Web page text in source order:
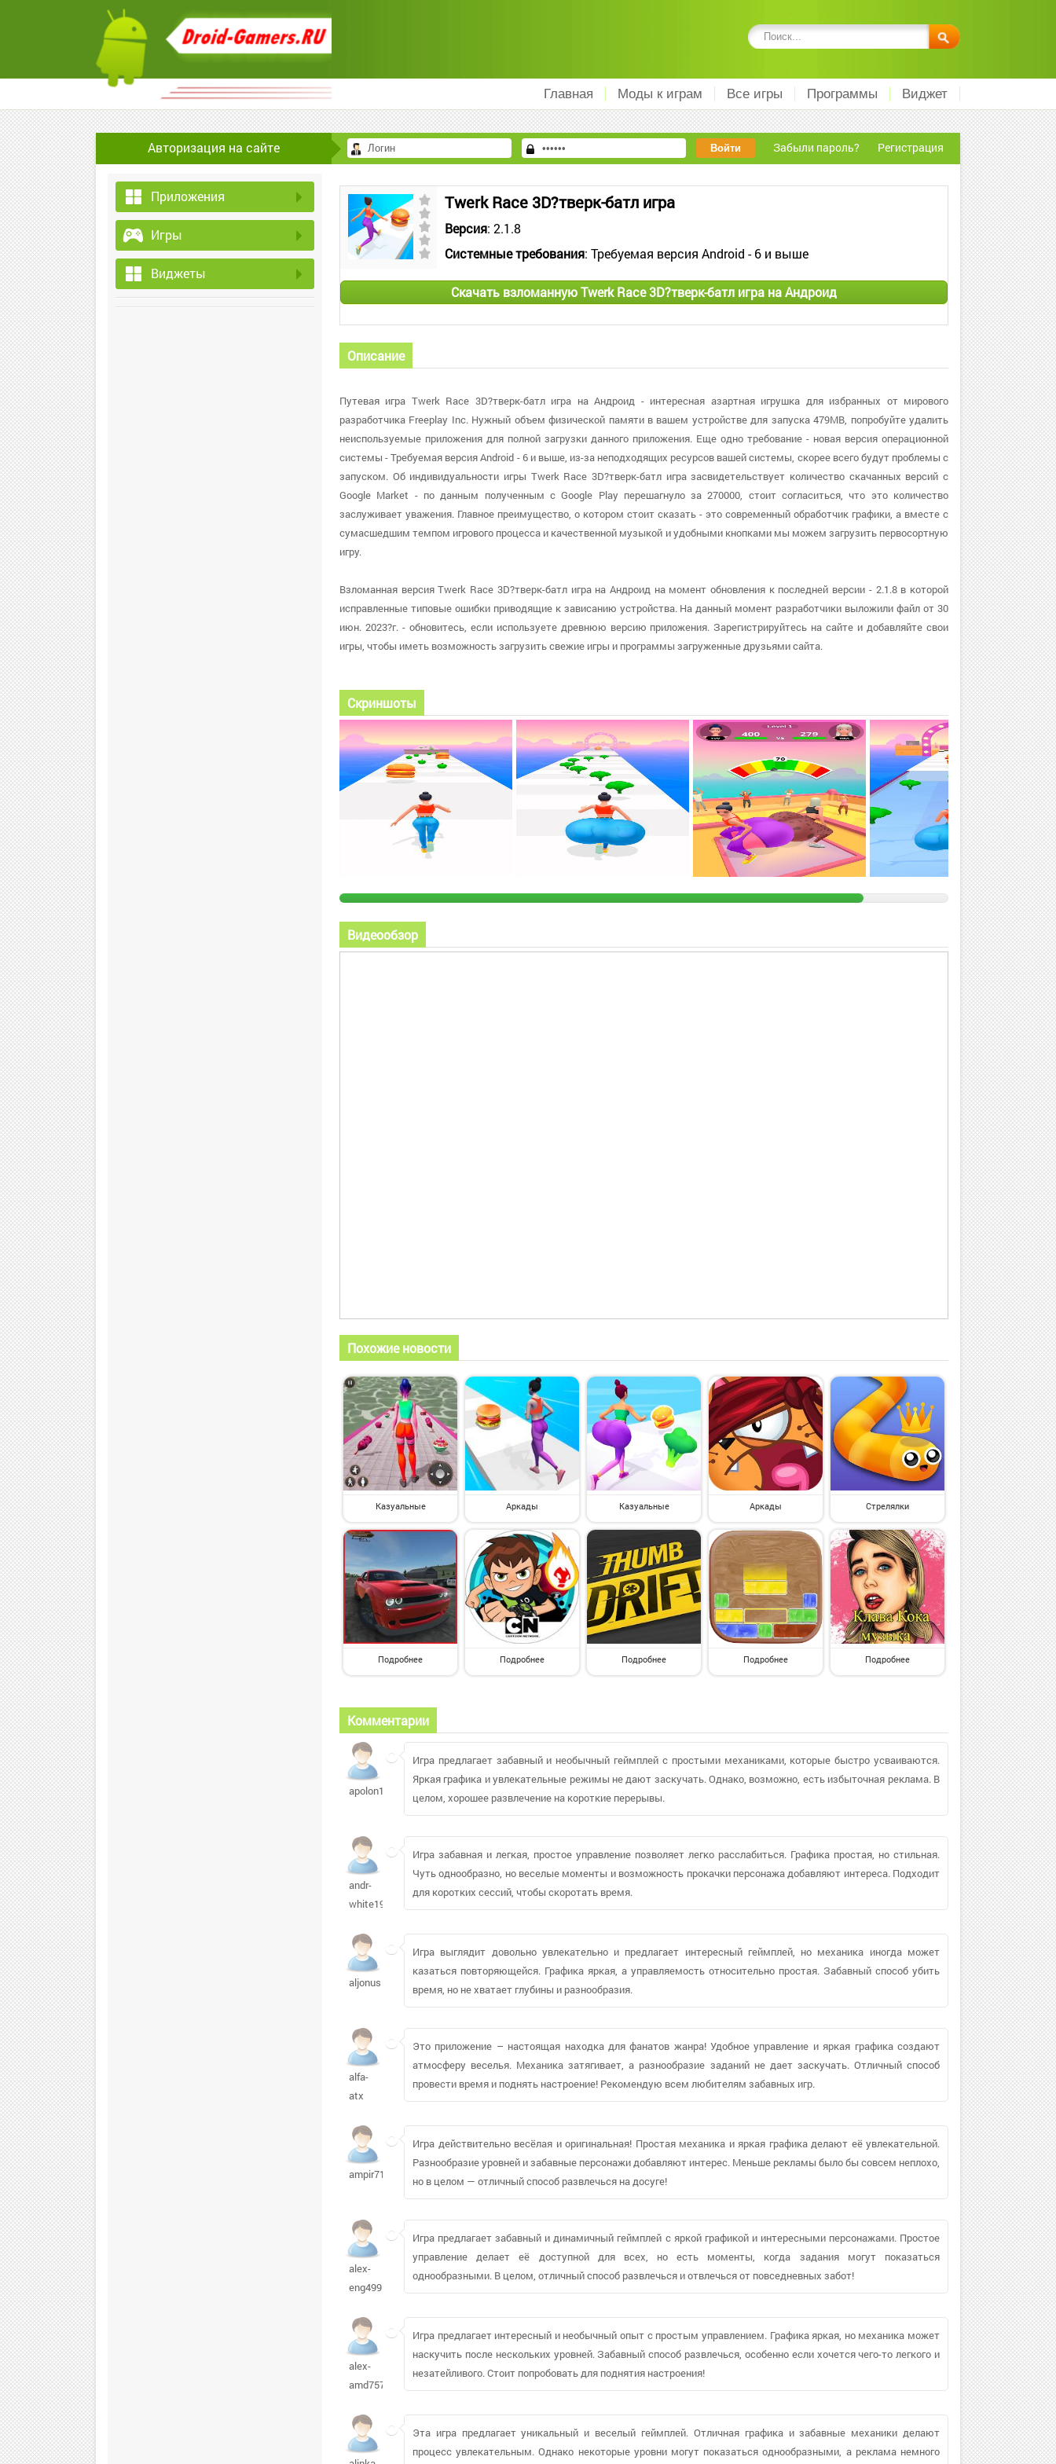
Главная Моды к играм Все игры Программы Виджет
Авторизация на сайте Забыли пароль? Регистрация
Приложения
Игры
Виджеты
Twerk Race 3D?тверк-батл игра
Версия: 2.1.8
Системные требования: Требуемая версия Android - 6 и выше
Скачать взломанную Twerk Race 3D?тверк-батл игра на Андроид
Описание
Путевая игра Twerk Race 3D?тверк-батл игра на Андроид - интересная азартная игрушка для избранных от мирового
разработчика Freeplay Inc. Нужный объем физической памяти в вашем устройстве для запуска 479MB, попробуйте удалить
неиспользуемые приложения для полной загрузки данного приложения. Еще одно требование - новая версия операционной
системы - Требуемая версия Android - 6 и выше, из-за неподходящих ресурсов вашей системы, скорее всего будут проблемы с
запуском. Об индивидуальности игры Twerk Race 3D?тверк-батл игра засвидетельствует количество скачанных версий с
Google Market - по данным полученным с Google Play перешагнуло за 270000, стоит согласиться, что это количество
заслуживает уважения. Главное преимущество, о котором стоит сказать - это современный обработчик графики, а вместе с
сумасшедшим темпом игрового процесса и качественной музыкой и удобными кнопками мы можем загрузить первосортную
игру.
Взломанная версия Twerk Race 3D?тверк-батл игра на Андроид на момент обновления к последней версии - 2.1.8 в которой
исправленные типовые ошибки приводящие к зависанию устройства. На данный момент разработчики выложили файл от 30
июн. 2023?г. - обновитесь, если используете древнюю версию приложения. Зарегистрируйтесь на сайте и добавляйте свои
игры, чтобы иметь возможность загрузить свежие игры и программы загруженные друзьями сайта.
Скриншоты
Видеообзор
Похожие новости
Казуальные Аркады Казуальные Аркады Стрелялки
Подробнее Подробнее Подробнее Подробнее Подробнее
Комментарии
apolon131759
Игра предлагает забавный и необычный геймплей с простыми механиками, которые быстро усваиваются.
Яркая графика и увлекательные режимы не дают заскучать. Однако, возможно, есть избыточная реклама. В
целом, хорошее развлечение на короткие перерывы.
andr-
white197
Игра забавная и легкая, простое управление позволяет легко расслабиться. Графика простая, но стильная.
Чуть однообразно, но веселые моменты и возможность прокачки персонажа добавляют интереса. Подходит
для коротких сессий, чтобы скоротать время.
aljonus
Игра выглядит довольно увлекательно и предлагает интересный геймплей, но механика иногда может
казаться повторяющейся. Графика яркая, а управляемость относительно простая. Забавный способ убить
время, но не хватает глубины и разнообразия.
alfa-
atx
Это приложение – настоящая находка для фанатов жанра! Удобное управление и яркая графика создают
атмосферу веселья. Механика затягивает, а разнообразие заданий не дает заскучать. Отличный способ
провести время и поднять настроение! Рекомендую всем любителям забавных игр.
ampir712
Игра действительно весёлая и оригинальная! Простая механика и яркая графика делают её увлекательной.
Разнообразие уровней и забавные персонажи добавляют интерес. Меньше рекламы было бы совсем неплохо,
но в целом — отличный способ развлечься на досуге!
alex-
eng499
Игра предлагает забавный и динамичный геймплей с яркой графикой и интересными персонажами. Простое
управление делает её доступной для всех, но есть моменты, когда задания могут показаться
однообразными. В целом, отличный способ развлечься и отвлечься от повседневных забот!
alex-
amd757
Игра предлагает интересный и необычный опыт с простым управлением. Графика яркая, но механика может
наскучить после нескольких уровней. Забавный способ развлечься, особенно если хочется чего-то легкого и
незатейливого. Стоит попробовать для поднятия настроения!
Эта игра предлагает уникальный и веселый геймплей. Отличная графика и забавные механики делают
процесс увлекательным. Однако некоторые уровни могут показаться однообразными, а реклама немного